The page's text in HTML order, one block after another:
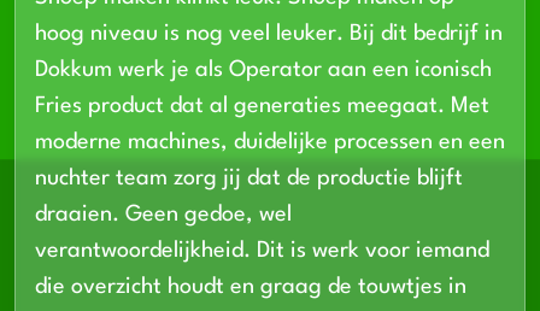
hoog niveau is nog veel leuker. Bij dit bedrijf in
Dokkum werk je als Operator aan een iconisch
Fries product dat al generaties meegaat. Met
moderne machines, duidelijke processen en een
nuchter team zorg jij dat de productie blijft
draaien. Geen gedoe, wel
verantwoordelijkheid. Dit is werk voor iemand
die overzicht houdt en graag de touwtjes in